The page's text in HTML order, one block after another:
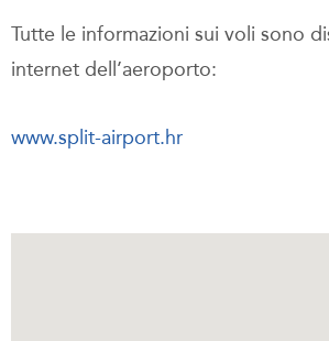
Tutte le informazioni sui voli sono
internet dell’aeroporto:
www.split-airport.hr